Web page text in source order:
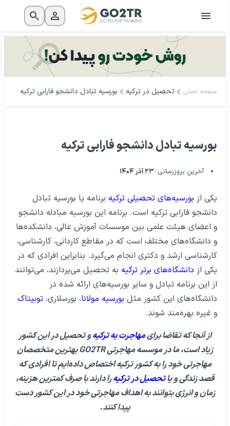
صفحه اصلی تحصیل در ترکیه بورسیه تبادل دانشجو فارابی ترکیه
بورسیه تبادل دانشجو فارابی ترکیه
آخرین بروزرسانی: ۲۳ آذر ۱۴۰۴
یکی از بورسیه‌‌های تحصیلی ترکیه برنامه یا بورسیه تبادل
دانشجو فارابی ترکیه است. برنامه این بورسیه مبادله دانشجو
و اعضای هیئت علمی بین موسسات آموزش عالی، دانشکده‌ها
و دانشگاه‌های مختلف است که در مقاطع کاردانی، کارشناسی،
کارشناسی ارشد و دکتری انجام می‌گیرد. بنابراین افرادی که در
یکی از دانشگاه‌های برتر ترکیه به تحصیل می‌پردازند، می‌توانند
از این برنامه تبادل و سایر بورسیه‌های ارائه شده در
دانشگاه‌های این کشور مثل بورسیه مولانا، بورسلاری، توبیتاک
و غیره بهره‌مند شوند.
از آنجا که تقاضا برایمهاجرت به ترکیهو تحصیل در این کشور
زیاد است، ما در موسسه مهاجرتی GO2TR بهترین متخصصان
مهاجرتی خود را به کشور ترکیه اختصاص داده‌ایم تا افرادی که
قصد زندگی و یاتحصیل در ترکیهرا دارند با صرف کمترین هزینه،
زمان و انرژی بتوانند به اهداف مهاجرتی خود در این کشور دست
پیدا کنند.